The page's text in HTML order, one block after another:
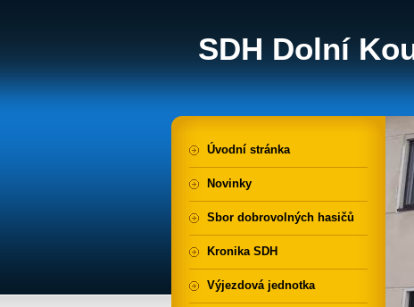
SDH Dolní
Úvodní stránka
Novinky
Sbor dobrovolných hasičů
Kronika SDH
Výjezdová jednotka